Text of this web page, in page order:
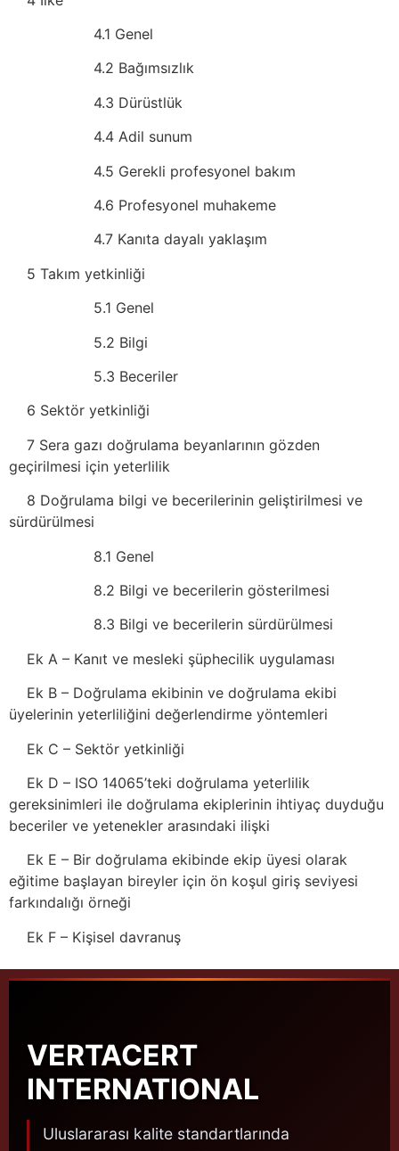
4.1 Genel
4.2 Bağımsızlık
4.3 Dürüstlük
4.4 Adil sunum
4.5 Gerekli profesyonel bakım
4.6 Profesyonel muhakeme
4.7 Kanıta dayalı yaklaşım
5 Takım yetkinliği
5.1 Genel
5.2 Bilgi
5.3 Beceriler
6 Sektör yetkinliği
7 Sera gazı doğrulama beyanlarının gözden
geçirilmesi için yeterlilik
8 Doğrulama bilgi ve becerilerinin geliştirilmesi ve
sürdürülmesi
8.1 Genel
8.2 Bilgi ve becerilerin gösterilmesi
8.3 Bilgi ve becerilerin sürdürülmesi
Ek A – Kanıt ve mesleki şüphecilik uygulaması
Ek B – Doğrulama ekibinin ve doğrulama ekibi
üyelerinin yeterliliğini değerlendirme yöntemleri
Ek C – Sektör yetkinliği
Ek D – ISO 14065’teki doğrulama yeterlilik
gereksinimleri ile doğrulama ekiplerinin ihtiyaç duyduğu
beceriler ve yetenekler arasındaki ilişki
Ek E – Bir doğrulama ekibinde ekip üyesi olarak
eğitime başlayan bireyler için ön koşul giriş seviyesi
farkındalığı örneği
Ek F – Kişisel davranuş
VERTACERT
INTERNATIONAL
Uluslararası kalite standartlarında